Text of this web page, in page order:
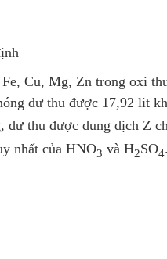
Cu, Mg, Zn trong oxi
dư thu được 17,92 lit
dư thu được dung dịch Z
nhất của HNO3 và H2SO4